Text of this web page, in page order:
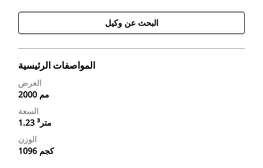
البحث عن وكيل
المواصفات الرئيسية
العرض
2000 مم
السعة
1.23 متر³
الوزن
1096 كجم